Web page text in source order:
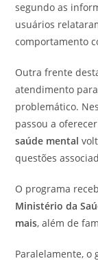
segundo as
usuários
comportamento
Outra frente
atendimento
problemático.
passou a
saúde mental
questões
O programa
Ministério da
mais, além de
Paralelamente, o